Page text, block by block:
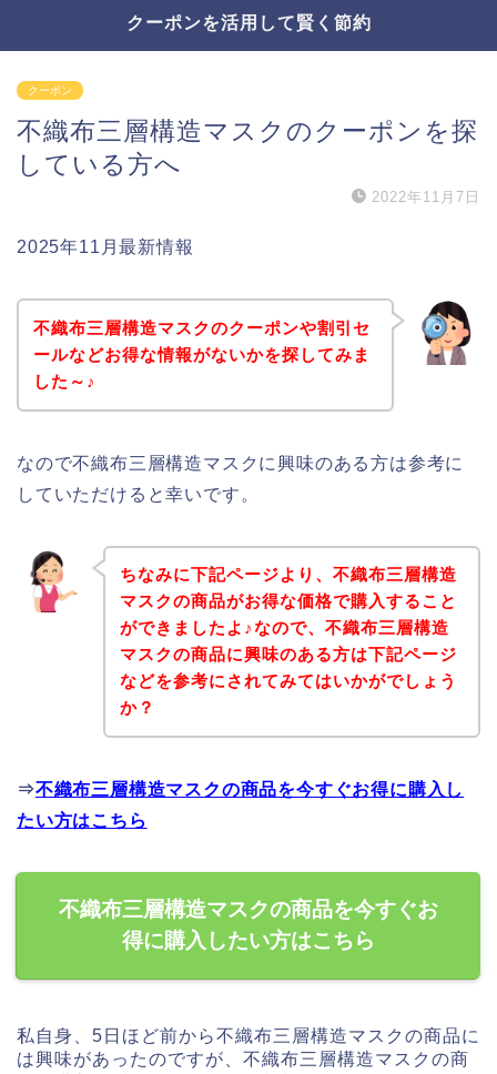
クーポンを活用して賢く節約
クーポン
不織布三層構造マスクのクーポンを探
している方へ
2022年11月7日
2025年11月最新情報
不織布三層構造マスクのクーポンや割引セ
ールなどお得な情報がないかを探してみま
した～♪
なので不織布三層構造マスクに興味のある方は参考に
していただけると幸いです。
ちなみに下記ページより、不織布三層構造
マスクの商品がお得な価格で購入すること
ができましたよ♪なので、不織布三層構造
マスクの商品に興味のある方は下記ページ
などを参考にされてみてはいかがでしょう
か？
⇒不織布三層構造マスクの商品を今すぐお得に購入し
たい方はこちら
不織布三層構造マスクの商品を今すぐお
得に購入したい方はこちら
私自身、5日ほど前から不織布三層構造マスクの商品に
は興味があったのですが、不織布三層構造マスクの商